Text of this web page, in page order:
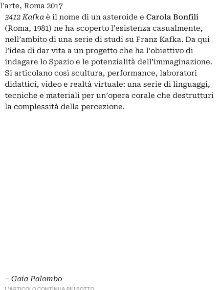
l'arte, Roma 2017
3412 Kafka è il nome di un asteroide e Carola Bonfili
(Roma, 1981) ne ha scoperto l’esistenza casualmente,
nell’ambito di una serie di studi su Franz Kafka. Da qui
l’idea di dar vita a un progetto che ha l’obiettivo di
indagare lo Spazio e le potenzialità dell’immaginazione.
Si articolano così scultura, performance, laboratori
didattici, video e realtà virtuale: una serie di linguaggi,
tecniche e materiali per un’opera corale che destrutturi
la complessità della percezione.
‒ Gaia Palombo